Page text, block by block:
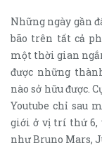
Những ngày gần
bão trên tất cả
một thời gian
được những
nào sở hữu được.
Youtube chỉ sau
giới ở vị trí thứ 6,
như Bruno Mars,